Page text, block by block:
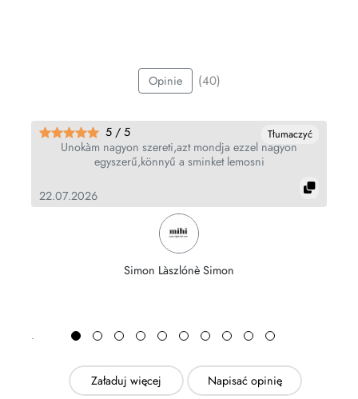
Opinie (40)
Tłumaczyć
Unokàm nagyon szereti,azt mondja ezzel nagyon
egyszerű,könnyű a sminket lemosni
5 / 5
22.07.2026
Simon Làszlónè Simon
Załaduj więcej Napisać opinię